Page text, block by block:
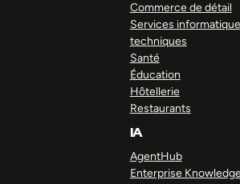
Commerce de détail
Services
techniques
Santé
Éducation
Hôtellerie
Restaurants
IA
AgentHub
Enterprise